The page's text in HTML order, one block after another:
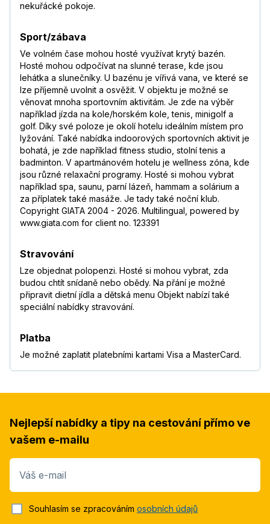
nekuřácké pokoje.
Sport/zábava
Ve volném čase mohou hosté využívat krytý bazén.
Hosté mohou odpočívat na slunné terase, kde jsou
lehátka a slunečníky. U bazénu je vířivá vana, ve které se
lze příjemně uvolnit a osvěžit. V objektu je možné se
věnovat mnoha sportovním aktivitám. Je zde na výběr
například jízda na kole/horském kole, tenis, minigolf a
golf. Díky své poloze je okolí hotelu ideálním místem pro
lyžování. Také nabídka indoorových sportovních aktivit je
bohatá, je zde například fitness studio, stolní tenis a
badminton. V apartmánovém hotelu je wellness zóna, kde
jsou různé relaxační programy. Hosté si mohou vybrat
například spa, saunu, parní lázeň, hammam a solárium a
za příplatek také masáže. Je tady také noční klub.
Copyright GIATA 2004 - 2026. Multilingual, powered by
www.giata.com for client no. 123391
Stravování
Lze objednat polopenzi. Hosté si mohou vybrat, zda
budou chtít snídaně nebo obědy. Na přání je možné
připravit dietní jídla a dětská menu Objekt nabízí také
speciální nabídky stravování.
Platba
Je možné zaplatit platebními kartami Visa a MasterCard.
Nejlepší nabídky a tipy na cestování přímo ve
vašem e-mailu
Váš e-mail
Souhlasím se zpracováním osobních údajů